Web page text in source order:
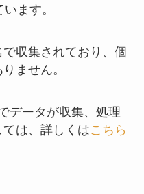
ます。
収集されており、個
ません。
データが収集、処理
は、詳しくはこちら